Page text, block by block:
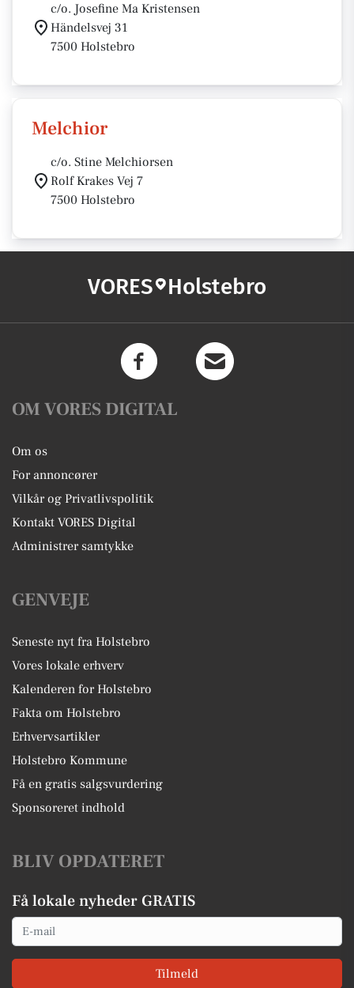
c/o. Josefine Ma Kristensen
Händelsvej 31
7500 Holstebro
Melchior
c/o. Stine Melchiorsen
Rolf Krakes Vej 7
7500 Holstebro
VORES Holstebro
OM VORES DIGITAL
Om os
For annoncører
Vilkår og Privatlivspolitik
Kontakt VORES Digital
Administrer samtykke
GENVEJE
Seneste nyt fra Holstebro
Vores lokale erhverv
Kalenderen for Holstebro
Fakta om Holstebro
Erhvervsartikler
Holstebro Kommune
Få en gratis salgsvurdering
Sponsoreret indhold
BLIV OPDATERET
Få lokale nyheder GRATIS
Email
Tilmeld